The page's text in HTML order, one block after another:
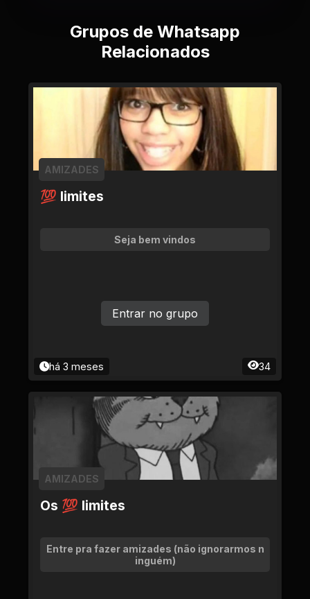
Grupos de Whatsapp
Relacionados
💯 limites
AMIZADES
Seja bem vindos
há 3 meses 34
Entrar no grupo
Os 💯 limites
AMIZADES
Entre pra fazer amizades (não ignorarmos n
inguém)